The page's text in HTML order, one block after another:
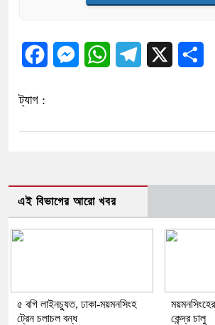
FacebookMessengerWhatsAppTelegram
ট্যাগ :
এই বিভাগের আরো খবর
৫ বগি লাইনচ্যুত, ঢাকা-ময়মনসিংহ
ট্রেন চলাচল বন্ধ
কেন্দ্র চালু